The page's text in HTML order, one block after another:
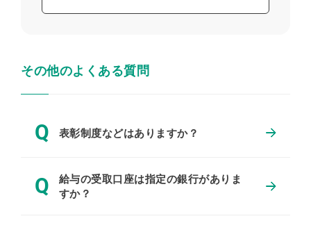
その他のよくある質問
Q 表彰制度などはありますか？
Q
給与の受取口座は指定の銀行がありま
すか？